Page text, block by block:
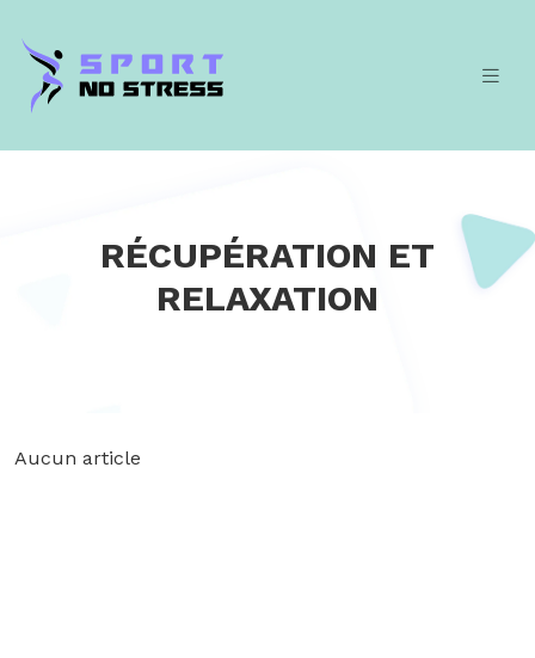
RÉCUPÉRATION ET
RELAXATION
Aucun article